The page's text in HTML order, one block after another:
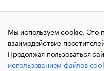
Правовая информация
© АО
и материалы
(зарегистрировано
связи, информационных
коммуникаций
Мы используем cookie. Это
взаимодействие
Продолжая пользоваться
использованием файлов